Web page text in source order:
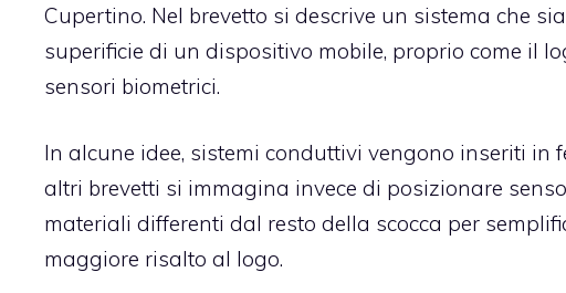
Cupertino. Nel brevetto si descrive un sistema che
superificie di un dispositivo mobile, proprio come il
sensori biometrici.
In alcune idee, sistemi conduttivi vengono inseriti in
altri brevetti si immagina invece di posizionare
materiali differenti dal resto della scocca per
maggiore risalto al logo.